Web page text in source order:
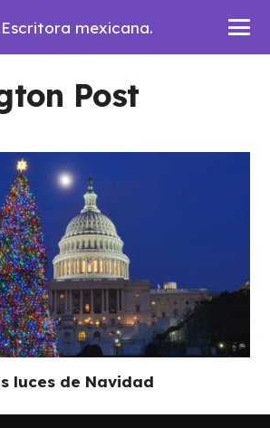
mexicana.
Post
luces de Navidad